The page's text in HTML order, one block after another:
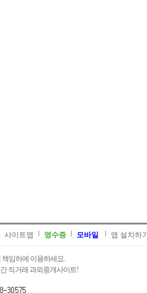
사이트맵 영수증 모바일 앱 설치하기
임하에 이용하세요.
직거래 과외중개사이트!